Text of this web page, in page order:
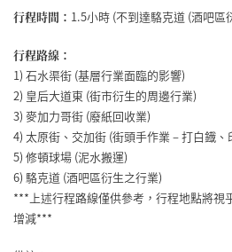
行程時間： 1.5小時 (不到達駱克道 (酒吧區
行程路線：
1) 石水渠街 (基層行業面臨的影響)
2) 皇后大道東 (街市衍生的周邊行業)
3) 麥加力哥街 (廢紙回收業)
4) 太原街、交加街 (街頭手作業 – 打白鐡、
5) 修頓球場 (泥水搬運)
6) 駱克道 (酒吧區衍生之行業)
***上述行程路線僅供參考，行程地點將視
增減***